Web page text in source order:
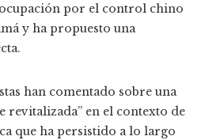
por el control chino
y ha propuesto una
han comentado sobre una
revitalizada” en el contexto de
que ha persistido a lo largo